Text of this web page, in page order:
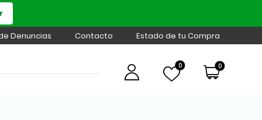
Denuncias Contacto Estado de tu Compra
0 0